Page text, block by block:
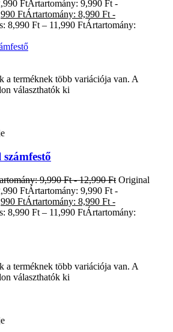
FtÁrtartomány: 9,990 Ft -
FtÁrtartomány: 8,990 Ft -
8,990 Ft – 11,990 FtÁrtartomány:
a terméknek több variációja van. A
választhatók ki
9,990 Ft - 12,990 Ft Original
FtÁrtartomány: 9,990 Ft -
FtÁrtartomány: 8,990 Ft -
8,990 Ft – 11,990 FtÁrtartomány:
a terméknek több variációja van. A
választhatók ki